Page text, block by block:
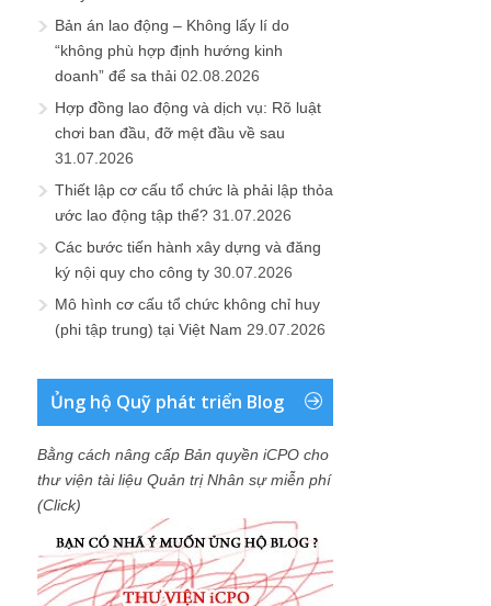
Bản án lao động – Không lấy lí do
“không phù hợp định hướng kinh
doanh” để sa thải 02.08.2026
Hợp đồng lao động và dịch vụ: Rõ luật
chơi ban đầu, đỡ mệt đầu về sau
31.07.2026
Thiết lập cơ cấu tổ chức là phải lập thỏa
ước lao động tập thể? 31.07.2026
Các bước tiến hành xây dựng và đăng
ký nội quy cho công ty 30.07.2026
Mô hình cơ cấu tổ chức không chỉ huy
(phi tập trung) tại Việt Nam 29.07.2026
Ủng hộ Quỹ phát triển Blog
Bằng cách nâng cấp Bản quyền iCPO cho
thư viện tài liệu Quản trị Nhân sự miễn phí
(Click)